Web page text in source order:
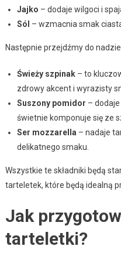
Jajko – dodaje wilgoci i
Sól – wzmacnia smak
Następnie przejdźmy do
Świeży szpinak– to
zdrowy akcent i wyrazisty
Suszony pomidor –
świetnie komponuje się ze
Ser mozzarella – nadaje
delikatnego smaku.
Wszystkie te składniki będą
tarteletek, które będą idealną
Jak
tarteletki?